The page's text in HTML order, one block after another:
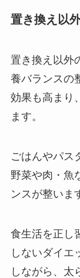
置き換え以
置き換え以外
養バランスの
効果も高まり
ます。
ごはんやパス
野菜や肉・魚
ンスが整いま
食生活を正し
しないダイエ
しながら、太